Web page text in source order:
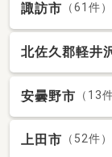
諏訪市 （61件）
北佐久郡軽井
安曇野市 （13
上田市 （52件）